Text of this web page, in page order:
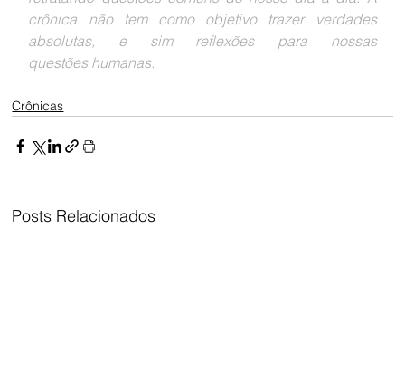
crônica não tem como objetivo trazer verdades
absolutas, e sim reflexões para nossas
questões humanas.
Crônicas
Posts Relacionados